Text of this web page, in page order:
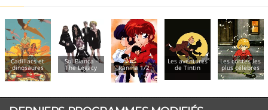
Cadillacs et
dinosaures
Sol Bianca -
The Legacy Ranma 1/2
Les aventures
de Tintin
Les contes les
plus célèbres